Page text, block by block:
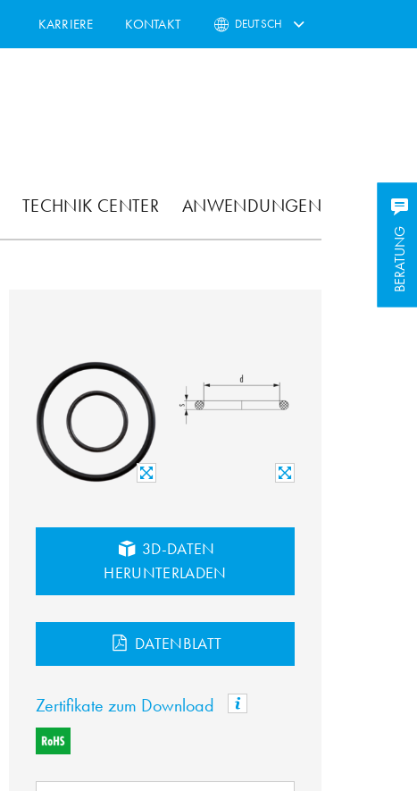
KARRIERE KONTAKT DEUTSCH
TECHNIK CENTER ANWENDUNGEN
BERATUNG
BERATUNG
3D-DATEN
HERUNTERLADEN
DATENBLATT
Zertifikate zum Download